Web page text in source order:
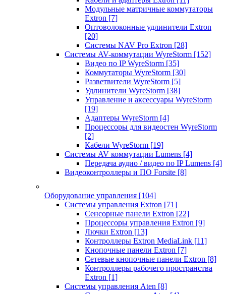
Модульные матричные коммутаторы
Extron [7]
Оптоволоконные удлинители Extron
[20]
Системы NAV Pro Extron [28]
Системы AV-коммутации WyreStorm [152]
Видео по IP WyreStorm [35]
Коммутаторы WyreStorm [30]
Разветвители WyreStorm [5]
Удлинители WyreStorm [38]
Управление и аксессуары WyreStorm
[19]
Адаптеры WyreStorm [4]
Процессоры для видеостен WyreStorm
[2]
Кабели WyreStorm [19]
Системы AV коммутации Lumens [4]
Передача аудио / видео по IP Lumens [4]
Видеоконтроллеры и ПО Forsite [8]
Оборудование управления [104]
Системы управления Extron [71]
Сенсорные панели Extron [22]
Процессоры управления Extron [9]
Лючки Extron [13]
Контроллеры Extron MediaLink [11]
Кнопочные панели Extron [7]
Сетевые кнопочные панели Extron [8]
Контроллеры рабочего пространства
Extron [1]
Системы управления Aten [8]